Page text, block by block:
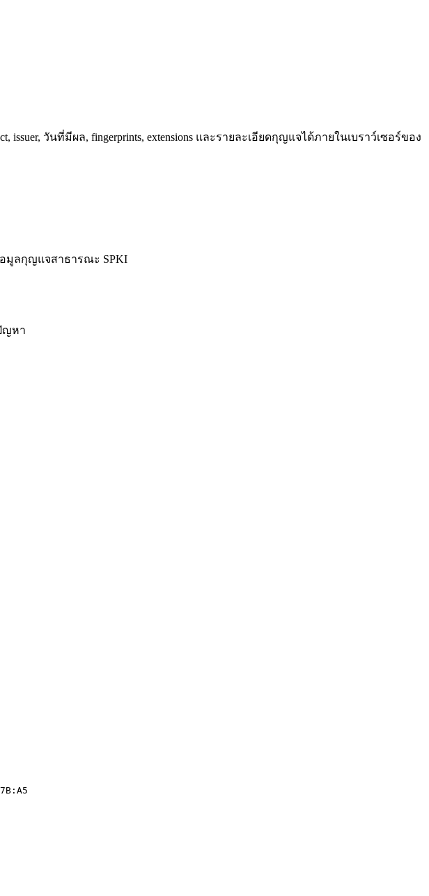
วันที่มีผล, fingerprints, extensions และรายละเอียดกุญแจได้ภายในเบราว์เซอร์ของ
อมูลกุญแจสาธารณะ SPKI
ญหา